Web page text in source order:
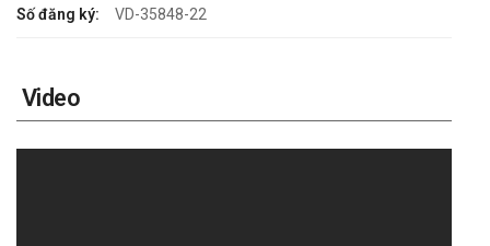
Số đăng ký: VD-35848-22
Video